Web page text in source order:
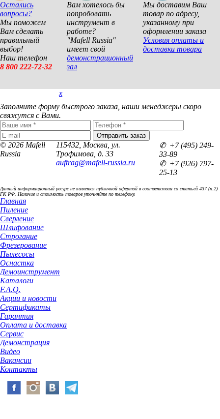
Остались
вопросы?
Мы поможем
Вам сделать
правильный
выбор!
Наш телефон
8 800 222-72-32
Вам хотелось бы
попробовать
инструмент в
работе?
"Mafell Russia"
имеет свой
демонстрационный
зал
Мы доставим Ваш
товар по адресу,
указанному при
оформлении заказа
Условия оплаты и
доставки товара
Покупка в 1 кликx
Заполните форму быстрого заказа, наши менеджеры скоро
свяжутся с Вами.
© 2026 Mafell
Russia
115432, Москва, ул.
Трофимова, д. 33
auftrag@mafell-russia.ru
✆ +7 (495) 249-
33-89
✆ +7 (926) 797-
25-13
Данный информационный ресурс не является публичной офертой в соответствии со статьей 437 (п.2)
ГК РФ. Наличие и стоимость товаров уточняйте по телефону.
Главная
Пиление
Сверление
Шлифование
Строгание
Фрезерование
Пылесосы
Оснастка
Демоинструмент
Каталоги
F.A.Q.
Акции и новости
Сертификаты
Гарантия
Оплата и доставка
Сервис
Демонстрация
Видео
Вакансии
Контакты